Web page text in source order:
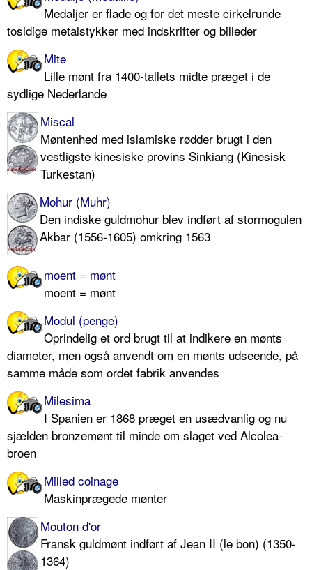
Medaljer er flade og for det meste cirkelrunde
tosidige metalstykker med indskrifter og billeder
Mite
Lille mønt fra 1400-tallets midte præget i de
sydlige Nederlande
Miscal
Møntenhed med islamiske rødder brugt i den
vestligste kinesiske provins Sinkiang (Kinesisk
Turkestan)
Mohur (Muhr)
Den indiske guldmohur blev indført af stormogulen
Akbar (1556-1605) omkring 1563
moent = mønt
moent = mønt
Modul (penge)
Oprindelig et ord brugt til at indikere en mønts
diameter, men også anvendt om en mønts udseende, på
samme måde som ordet fabrik anvendes
Milesima
I Spanien er 1868 præget en usædvanlig og nu
sjælden bronzemønt til minde om slaget ved Alcolea-
broen
Milled coinage
Maskinprægede mønter
Mouton d'or
Fransk guldmønt indført af Jean II (le bon) (1350-
1364)